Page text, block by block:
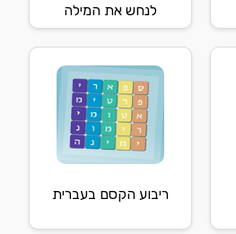
לנחש את המילה
ריבוע הקסם בעברית